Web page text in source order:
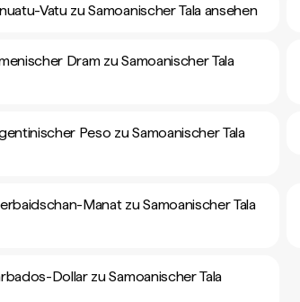
Vatu zu Samoanischer Tala ansehen
Dram zu Samoanischer Tala
Peso zu Samoanischer Tala
Manat zu Samoanischer Tala
Dollar zu Samoanischer Tala